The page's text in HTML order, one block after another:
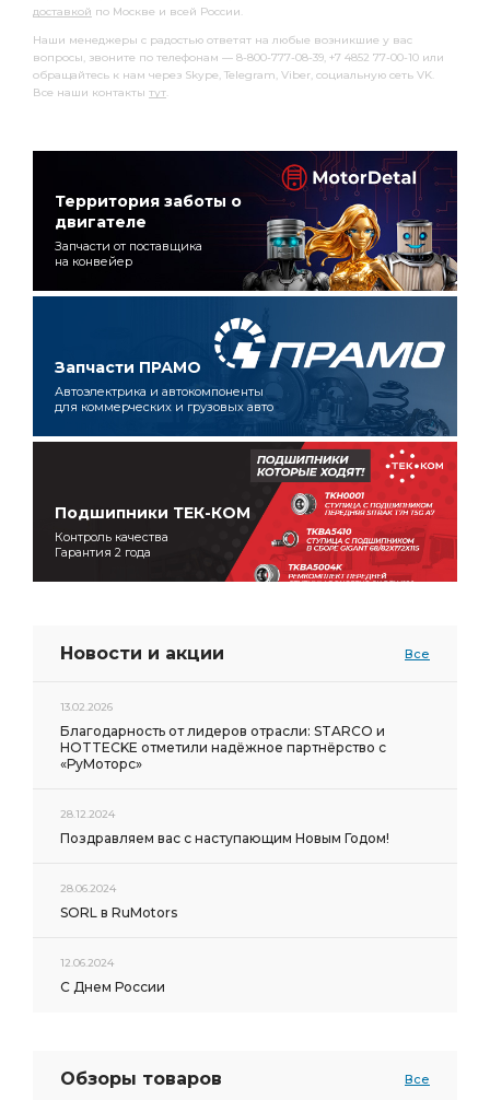
доставкой по Москве и всей России.
Наши менеджеры с радостью ответят на любые возникшие у вас
вопросы, звоните по телефонам — 8-800-777-08-39, +7 4852 77-00-10 или
обращайтесь к нам через Skype, Telegram, Viber, социальную сеть VK.
Все наши контакты тут.
Территория заботы о
двигателе
Запчасти от поставщика
на конвейер
Запчасти ПРАМО
Автоэлектрика и автокомпоненты
для коммерческих и грузовых авто
Подшипники ТЕК-КОМ
Контроль качества
Гарантия 2 года
Новости и акции Все
13.02.2026
Благодарность от лидеров отрасли: STARCO и
HOTTECKE отметили надёжное партнёрство с
«РуМоторс»
28.12.2024
Поздравляем вас с наступающим Новым Годом!
28.06.2024
SORL в RuMotors
12.06.2024
С Днем России
Обзоры товаров Все